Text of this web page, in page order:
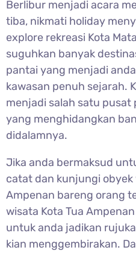
Berlibur menjadi acara
tiba, nikmati holiday
explore rekreasi Kota
suguhkan banyak
pantai yang menjadi
kawasan penuh sejarah.
menjadi salah satu pusat
yang menghidangkan
didalamnya.
Jika anda bermaksud
catat dan kunjungi obyek
Ampenan bareng orang
wisata Kota Tua
untuk anda jadikan
kian menggembirakan.